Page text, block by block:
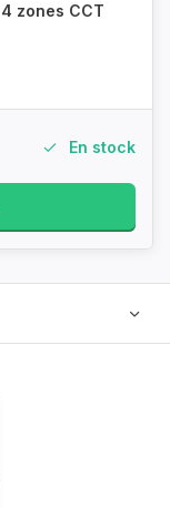
zones CCT
En stock